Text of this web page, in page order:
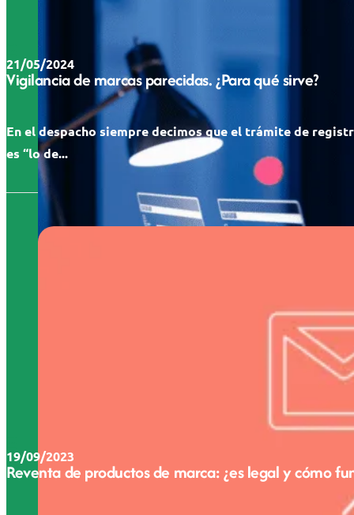
21/05/2024
Vigilancia de marcas parecidas. ¿Para qué sirve?
En el despacho siempre decimos que el trámite de
es “lo de...
19/09/2023
Reventa de productos de marca: ¿es legal y cómo